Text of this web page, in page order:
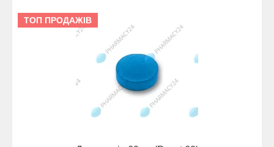
ТОП ПРОДАЖІВ